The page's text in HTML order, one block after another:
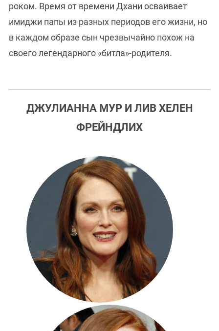
роком. Время от времени Дхани осваивает
имиджи папы из разных периодов его жизни, но
в каждом образе сын чрезвычайно похож на
своего легендарного «битла»-родителя.
ДЖУЛИАННА МУР И ЛИВ ХЕЛЕН
ФРЕЙНДЛИХ